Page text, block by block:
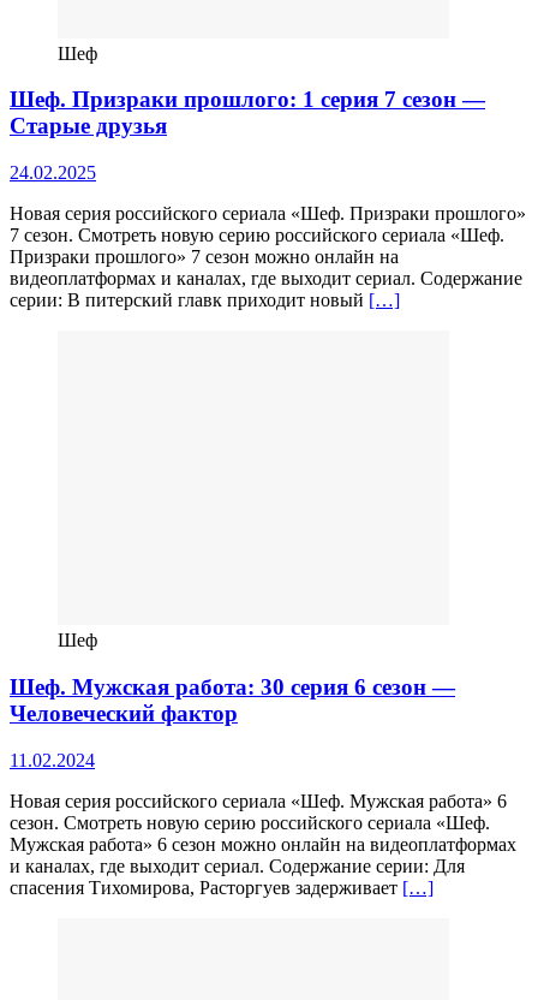
Шеф
Шеф. Призраки прошлого: 1 серия 7 сезон —
Старые друзья
24.02.2025
Новая серия российского сериала «Шеф. Призраки прошлого»
7 сезон. Смотреть новую серию российского сериала «Шеф.
Призраки прошлого» 7 сезон можно онлайн на
видеоплатформах и каналах, где выходит сериал. Содержание
серии: В питерский главк приходит новый […]
Шеф
Шеф. Мужская работа: 30 серия 6 сезон —
Человеческий фактор
11.02.2024
Новая серия российского сериала «Шеф. Мужская работа» 6
сезон. Смотреть новую серию российского сериала «Шеф.
Мужская работа» 6 сезон можно онлайн на видеоплатформах
и каналах, где выходит сериал. Содержание серии: Для
спасения Тихомирова, Расторгуев задерживает […]